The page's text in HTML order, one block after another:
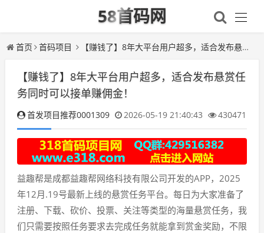
58首码网
首页 首码项目 【赚钱了】8年大平台用户超多，适合发布悬赏任务同时可以接单赚佣金！
【赚钱了】8年大平台用户超多，适合发布悬赏任
务同时可以接单赚佣金！
首发项目推荐0001309 2026-05-19 21:40:43 430471
益趣帮是成都益趣帮网络科技有限公司开发的APP，2025
年12月.19号最新上线的悬赏任务平台。每日为大家准备了
注册、下载、砍价、投票、关注等类型的海量悬赏任务，我
们只需要按照任务要求去完成任务就能拿到赏金奖励，不限